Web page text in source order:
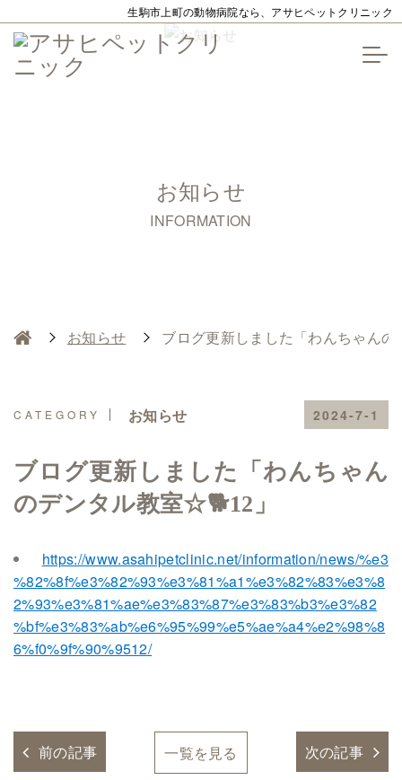
生駒市上町の動物病院なら、アサヒペットクリニック
お知らせ
INFORMATION
お知らせ ブログ更新しました「わんちゃん
お知らせ 2024-7-1
ブログ更新しました「わんちゃん
のデンタル教室☆🐕12」
https://www.asahipetclinic.net/information/news/%e3
%82%8f%e3%82%93%e3%81%a1%e3%82%83%e3%8
2%93%e3%81%ae%e3%83%87%e3%83%b3%e3%82
%bf%e3%83%ab%e6%95%99%e5%ae%a4%e2%98%8
6%f0%9f%90%9512/
前の記事 一覧を見る 次の記事